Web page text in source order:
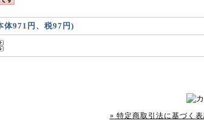
体971円、税97円)
» 特定商取引法に基づく